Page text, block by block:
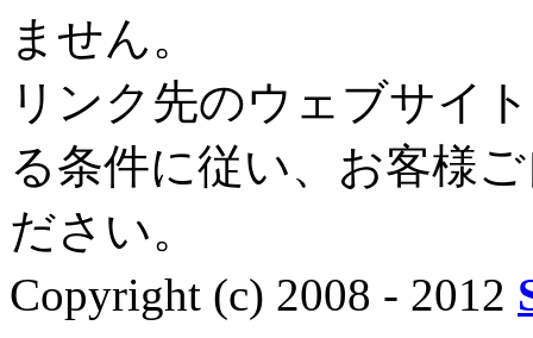
ません。
リンク先のウェブサイ
る条件に従い、お客様
ださい。
Copyright (c) 2008 - 2012